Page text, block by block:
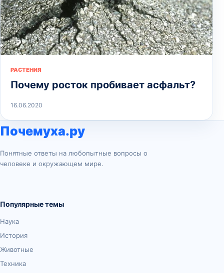
РАСТЕНИЯ
Почему росток пробивает асфальт?
16.06.2020
Почемуха.ру
Понятные ответы на любопытные вопросы о
человеке и окружающем мире.
Популярные темы
Наука
История
Животные
Техника